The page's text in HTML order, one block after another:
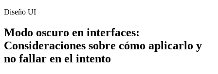
Diseño UI
Modo oscuro en interfaces:
Consideraciones sobre cómo aplicarlo y
no fallar en el intento